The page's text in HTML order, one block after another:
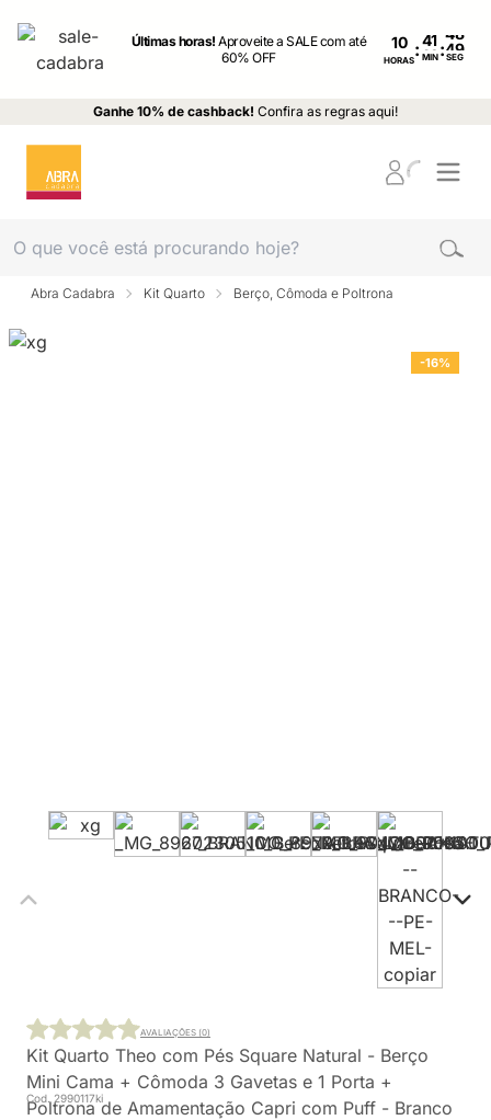
Últimas horas!Aproveite a SALE com até
60% OFF
10
HORAS: MIN : SEG
Ganhe 10% de cashback! Confira as regras aqui!
Abra Cadabra Kit Quarto Berço, Cômoda e Poltrona
-16%
Kit Quarto Theo com Pés Square Natural - Berço
Mini Cama + Cômoda 3 Gavetas e 1 Porta +
Poltrona de Amamentação Capri com Puff - Branco
Cod. 2990117ki
AVALIAÇÕES (0)